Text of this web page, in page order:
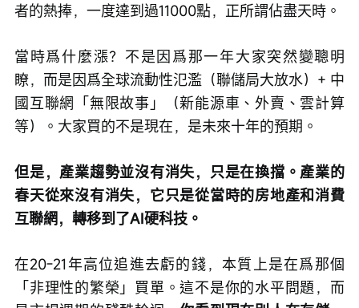
者的熱捧，一度達到過11000點，正所謂佔盡天時。
當時爲什麼漲？不是因爲那一年大家突然變聰明
瞭，而是因爲全球流動性氾濫（聯儲局大放水）+ 中
國互聯網「無限故事」（新能源車、外賣、雲計算
等）。大家買的不是現在，是未來十年的預期。
但是，產業趨勢並沒有消失，只是在換擋。產業的
春天從來沒有消失，它只是從當時的房地產和消費
互聯網，轉移到了AI硬科技。
在20-21年高位追進去虧的錢，本質上是在爲那個
「非理性的繁榮」買單。這不是你的水平問題，而